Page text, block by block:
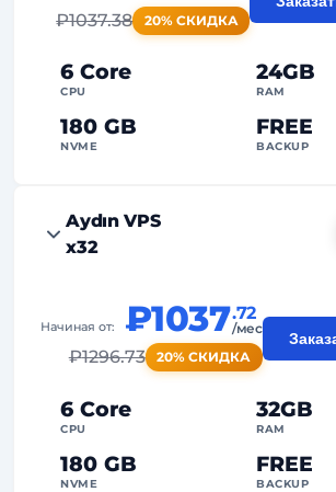
24/7Экспертная поддержка
Выделенный
IP-адрес
6 Core
CPU
24GB
RAM
180 GB
NVME
FREE
BACKUP
₽1037.38 20% СКИДКА
99%
2Точки резервного
24/7Экспертная поддержка
Выделенный
IP-адрес
Aydın VPS
x32
6 Core
CPU
32GB
RAM
180 GB
NVME
FREE
BACKUP
Начиная от: ₽1037.72
/мес
₽1296.73 20% СКИДКА